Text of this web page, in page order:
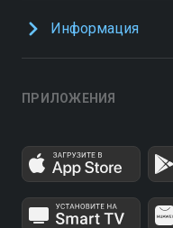
Информация
ПРИЛОЖЕНИЯ